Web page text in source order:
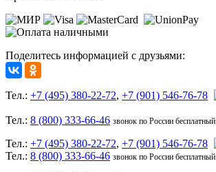
Поделитесь информацией с друзьями:
Тел.: +7 (495) 380-22-72, +7 (901) 546-76-78
Тел.: 8 (800) 333-66-46 звонок по России бесплатный
Тел.: +7 (495) 380-22-72, +7 (901) 546-76-78
Тел.: 8 (800) 333-66-46 звонок по России бесплатный